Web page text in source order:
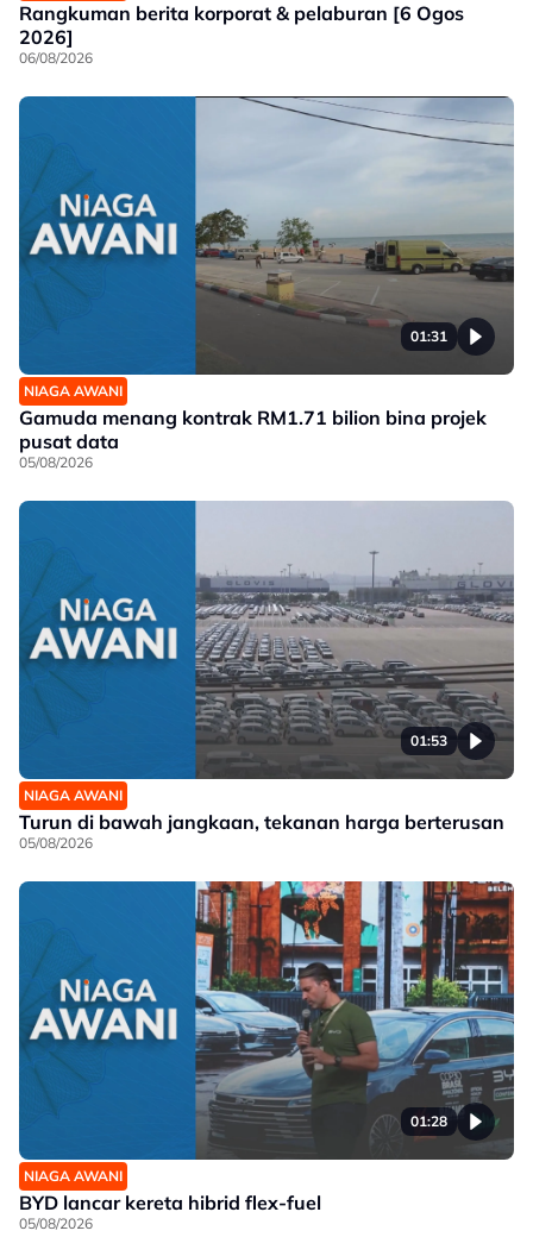
Rangkuman berita korporat & pelaburan [6 Ogos
2026]
06/08/2026
01:31
NIAGA AWANI
Gamuda menang kontrak RM1.71 bilion bina projek
pusat data
05/08/2026
01:53
NIAGA AWANI
Turun di bawah jangkaan, tekanan harga berterusan
05/08/2026
01:28
NIAGA AWANI
BYD lancar kereta hibrid flex-fuel
05/08/2026